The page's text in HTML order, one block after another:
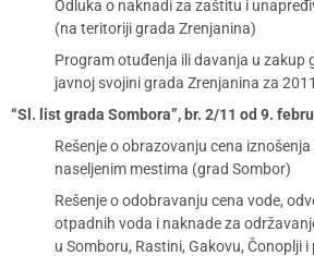
Odluka o naknadi za zaštitu i
(na teritoriji grada Zrenjanina)
Program otuđenja ili davanja u zakup
javnoj svojini grada Zrenjanina za
“Sl. list grada Sombora”, br. 2/11 od 9.
Rešenje o obrazovanju cena
naseljenim mestima (grad Sombor)
Rešenje o odobravanju cena vode,
otpadnih voda i naknade za
u Somboru, Rastini, Gakovu, Čonoplji